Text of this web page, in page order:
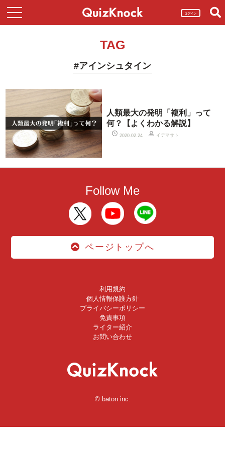
ログイン
TAG
#アインシュタイン
人類最大の発明「複利」って
何？【よくわかる解説】
2020.02.24 イデマサト
Follow Me
ページトップへ
利用規約
個人情報保護方針
プライバシーポリシー
免責事項
ライター紹介
お問い合わせ
© baton inc.